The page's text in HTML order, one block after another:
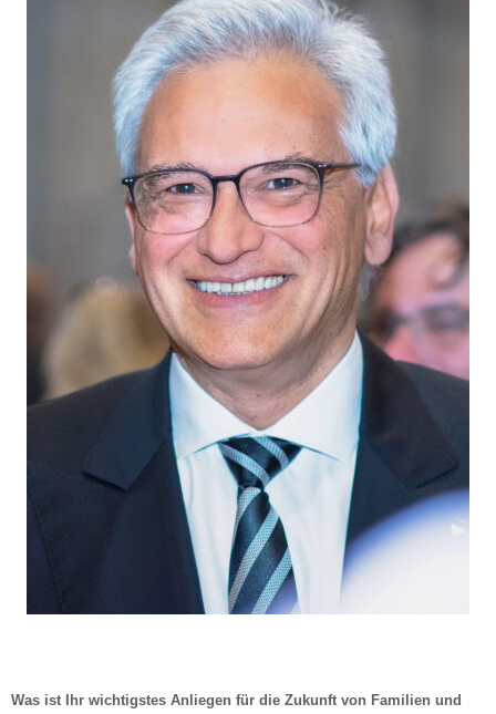
Was ist Ihr wichtigstes Anliegen für die Zukunft von Familien und